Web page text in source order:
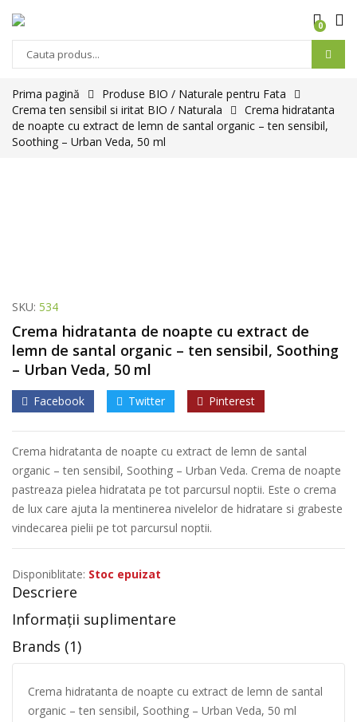
0
Prima pagină
Produse BIO / Naturale pentru Fata
Crema ten sensibil si iritat BIO / Naturala
Crema hidratanta
de noapte cu extract de lemn de santal organic – ten sensibil,
Soothing – Urban Veda, 50 ml
SKU: 534
Crema hidratanta de noapte cu extract de
lemn de santal organic – ten sensibil, Soothing
– Urban Veda, 50 ml
Facebook Twitter Pinterest
Crema hidratanta de noapte cu extract de lemn de santal
organic – ten sensibil, Soothing – Urban Veda. Crema de noapte
pastreaza pielea hidratata pe tot parcursul noptii. Este o crema
de lux care ajuta la mentinerea nivelelor de hidratare si grabeste
vindecarea pielii pe tot parcursul noptii.
Disponiblitate: Stoc epuizat
Descriere
Informații suplimentare
Brands (1)
Crema hidratanta de noapte cu extract de lemn de santal
organic – ten sensibil, Soothing – Urban Veda, 50 ml